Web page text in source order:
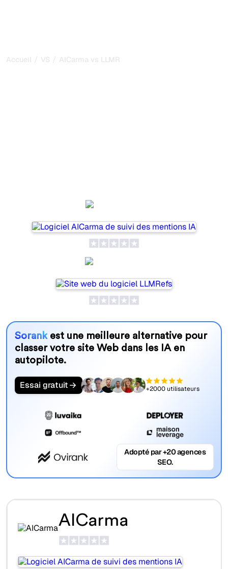
Accueil / VS / AICarma vs LLMRefs
Sorankest une meilleure alternative pour
classer votre site Web dans les IA en
autopilote.
Essai gratuit +2000 utilisateurs
Adopté par +20 agences
SEO.
AICarma